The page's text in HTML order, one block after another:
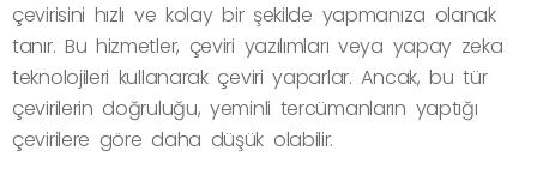
çevirisini hızlı ve kolay bir şekilde yapmanıza olanak
tanır. Bu hizmetler, çeviri yazılımları veya yapay zeka
teknolojileri kullanarak çeviri yaparlar. Ancak, bu tür
çevirilerin doğruluğu, yeminli tercümanların yaptığı
çevirilere göre daha düşük olabilir.